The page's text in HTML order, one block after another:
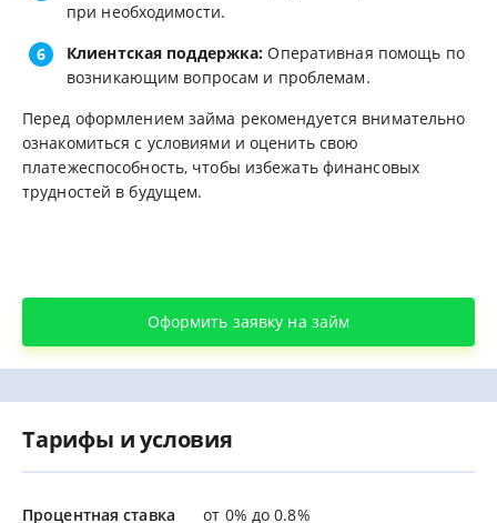
при необходимости.
Клиентская поддержка: Оперативная помощь по
возникающим вопросам и проблемам.
Перед оформлением займа рекомендуется внимательно
ознакомиться с условиями и оценить свою
платежеспособность, чтобы избежать финансовых
трудностей в будущем.
Оформить заявку на займ
Тарифы и условия
Процентная ставка от 0% до 0.8%